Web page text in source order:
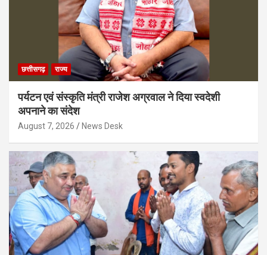
छत्तीसगढ़ राज्य
पर्यटन एवं संस्कृति मंत्री राजेश अग्रवाल ने दिया स्वदेशी
अपनाने का संदेश
August 7, 2026 News Desk